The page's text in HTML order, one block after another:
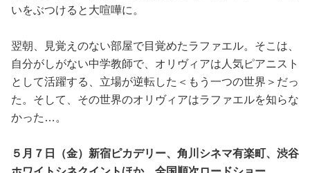
いをぶつけると大喧嘩に。
翌朝、見覚えのない部屋で目覚めたラファエル。そこは、
自分がしがない中学教師で、オリヴィアは人気ピアニスト
として活躍する、立場が逆転した＜もう一つの世界＞だっ
た。そして、その世界のオリヴィアはラファエルを知らな
かった…。
５月７日（金）新宿ピカデリー、角川シネマ有楽町、渋谷